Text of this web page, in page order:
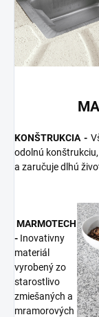
KONŠTRUKCIA -
odolnú
a zaručuje dlhú
MARMOTECH
- Inovativny
materiál
vyrobený zo
starostlivo
zmiešaných a
mramorových